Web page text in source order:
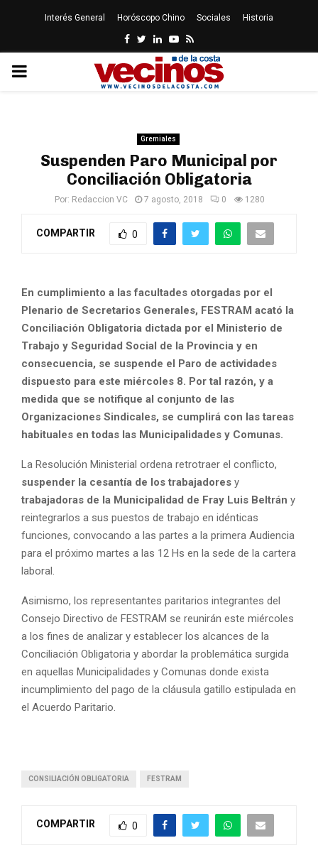
Interés General Horóscopo Chino Sociales Historia
Facebook
Twitter
LinkedinYoutube
Rss
PRIMARY
Gremiales
Suspenden Paro Municipal por
Conciliación Obligatoria
Por: Redaccion VC 7 agosto, 2018 0 1280
COMPARTIR 0
En cumplimiento a las facultades otorgadas por el
Plenario de Secretarios Generales, FESTRAM acató la
Conciliación Obligatoria dictada por el Ministerio de
Trabajo y Seguridad Social de la Provincia y en
consecuencia, se suspende el Paro de actividades
dispuesto para este miércoles 8. Por tal razón, y a
medida que se notifique al conjunto de las
Organizaciones Sindicales, se cumplirá con las tareas
habituales en todas las Municipalidades y Comunas.
La Resolución Ministerial ordena retrotraer el conflicto,
suspender la cesantía de los trabajadores y
trabajadoras de la Municipalidad de Fray Luis Beltrán y
reintegrarlos a sus puestos de trabajo en idénticas
funciones, convocando a las partes a la primera Audiencia
para el próximo martes a las 12 Hs en la sede de la cartera
laboral.
Asimismo, los representantes paritarios integrantes del
Consejo Directivo de FESTRAM se reunirán este miércoles
a los fines de analizar y establecer los alcances de la
Conciliación Obligatoria y abordar la problemática surgida
en aquellas Municipalidades y Comunas donde exista
incumplimiento del pago de la cláusula gatillo estipulada en
el Acuerdo Paritario.
CONSILIACIÓN OBLIGATORIA FESTRAM
COMPARTIR 0